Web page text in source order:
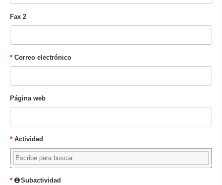
Fax 2
Correo electrónico
Página web
Actividad
Subactividad